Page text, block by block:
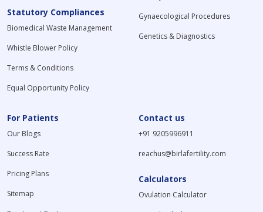
Statutory Compliances
Biomedical Waste Management
Whistle Blower Policy
Terms & Conditions
Equal Opportunity Policy
Gynaecological Procedures
Genetics & Diagnostics
For Patients
Our Blogs
Success Rate
Pricing Plans
Sitemap
Contact us
+91 9205996911
reachus@birlafertility.com
Calculators
Ovulation Calculator